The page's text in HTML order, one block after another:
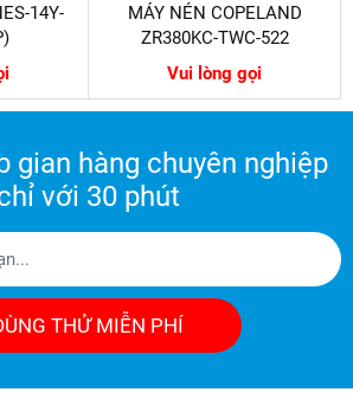
14Y-
MÁY NÉN COPELAND
ZR380KC-TWC-522
Vui lòng gọi
gian hàng chuyên nghiệp
với 30 phút
THỬ MIỄN PHÍ